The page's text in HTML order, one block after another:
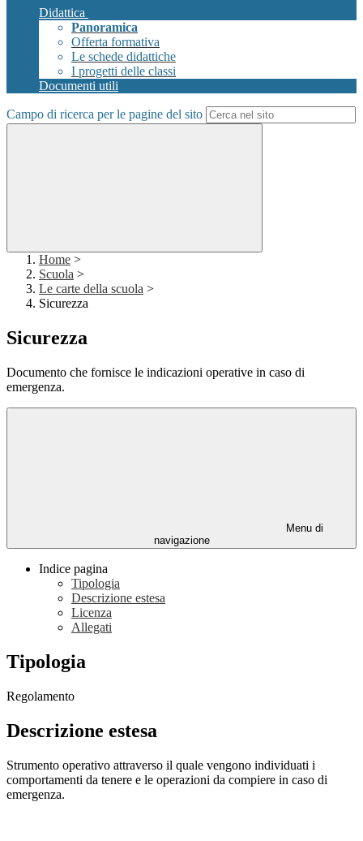
Didattica
Panoramica
Offerta formativa
Le schede didattiche
I progetti delle classi
Documenti utili
Campo di ricerca per le pagine del sito
Home >
Scuola >
Le carte della scuola >
Sicurezza
Sicurezza
Documento che fornisce le indicazioni operative in caso di
emergenza.
Menu di
navigazione
Indice pagina
Tipologia
Descrizione estesa
Licenza
Allegati
Tipologia
Regolamento
Descrizione estesa
Strumento operativo attraverso il quale vengono individuati i
comportamenti da tenere e le operazioni da compiere in caso di
emergenza.